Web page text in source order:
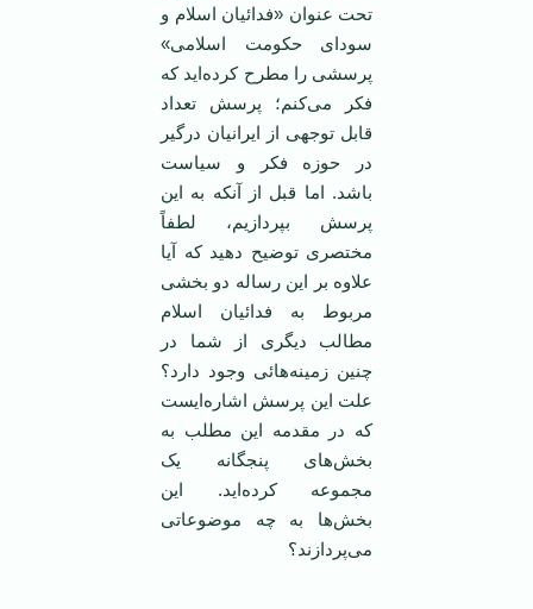
تحت عنوان «فدائیان اسلام و
سودای حکومت اسلامی»
پرسشی را مطرح کرده‌اید که
فکر می‌کنم؛ پرسش تعداد
قابل توجهی از ایرانیان درگیر
در حوزه فکر و سیاست
باشد. اما قبل از آنکه به این
پرسش بپردازیم، لطفاً
مختصری توضیح دهید که آیا
علاوه بر این رساله دو بخشی
مربوط به فدائیان اسلام
مطالب دیگری از شما در
چنین زمینه‌هائی وجود دارد؟
علت این پرسش اشاره‌ایست
که در مقدمه این مطلب به
بخش‌های پنجگانه یک
مجموعه کرده‌اید. این
بخش‌ها به چه موضوعاتی
می‌پردازند؟